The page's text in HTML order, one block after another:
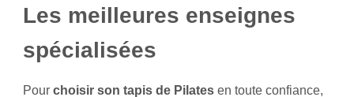
Les meilleures enseignes
spécialisées
Pourchoisir son tapis de Pilates en toute confiance,